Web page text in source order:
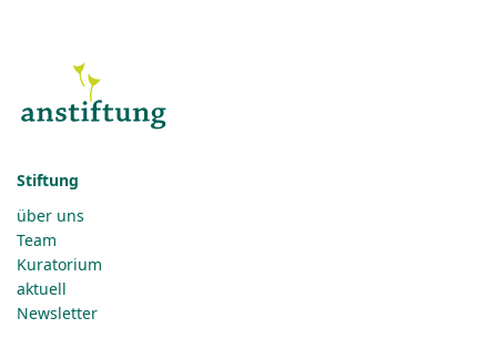
Stiftung
über uns
Team
Kuratorium
aktuell
Newsletter